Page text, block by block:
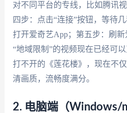
对不同平台的专线，比如腾讯
四步：点击“连接”按钮，等待
打开爱奇艺App；第五步：刷
“地域限制”的视频现在已经可
打不开的《莲花楼》，现在不
清画质，流畅度满分。
2. 电脑端（Windows/